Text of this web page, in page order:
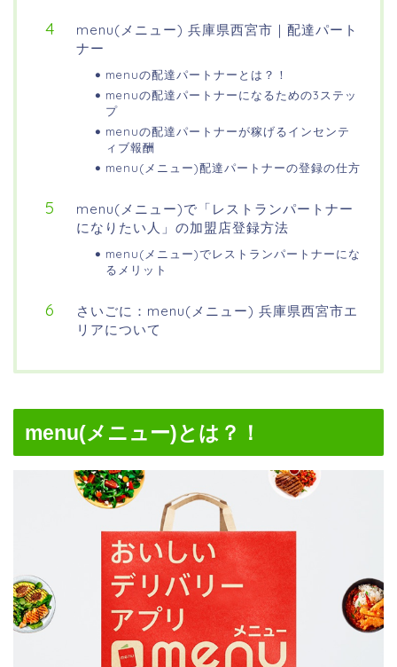
menu(メニュー) 兵庫県西宮市｜配達パート
ナー
menuの配達パートナーとは？！
menuの配達パートナーになるための3ステッ
プ
menuの配達パートナーが稼げるインセンテ
ィブ報酬
menu(メニュー)配達パートナーの登録の仕方
menu(メニュー)で「レストランパートナー
になりたい人」の加盟店登録方法
menu(メニュー)でレストランパートナーにな
るメリット
さいごに：menu(メニュー) 兵庫県西宮市エ
リアについて
menu(メニュー)とは？！